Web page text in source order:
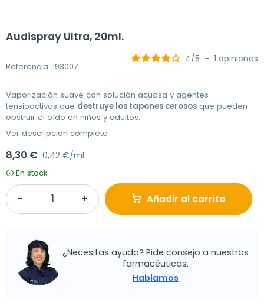
Audispray Ultra, 20ml.
Referencia: 193007
4/5 - 1 opiniones
Vaporización suave con solución acuosa y agentes
tensioactivos que destruye los tapones cerosos que pueden
obstruir el oído en niños y adultos.
Ver descripción completa
8,30 € 0,42 €/ml
En stock
Añadir al carrito
¿Necesitas ayuda? Pide consejo a nuestras
farmacéuticas.
Hablamos